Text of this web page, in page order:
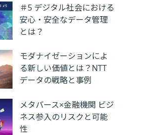
＃5 デジタル社会における
安心・安全なデータ管理
とは？
モダナイゼーションによ
る新しい価値とは？NTT
データの戦略と事例
メタバース×金融機関 ビジ
ネス参入のリスクと可能
性